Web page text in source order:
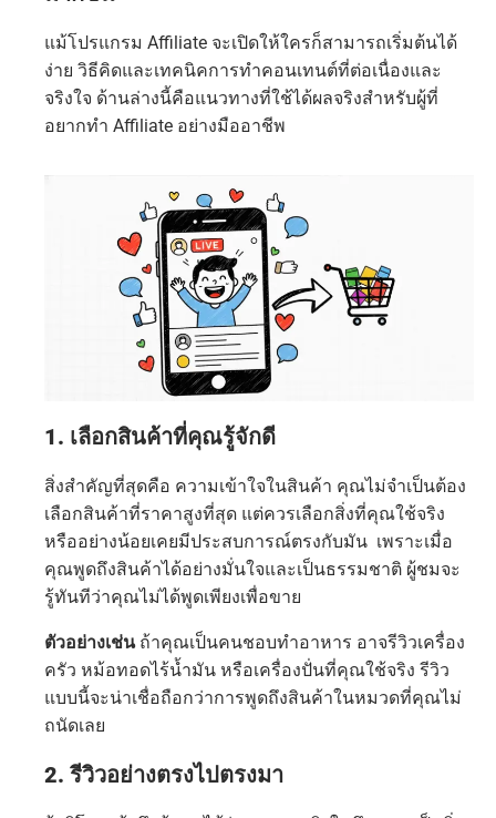
แม้โปรแกรม Affiliate จะเปิดให้ใครก็สามารถเริ่มต้นได้
ง่าย วิธีคิดและเทคนิคการทำคอนเทนต์ที่ต่อเนื่องและ
จริงใจ ด้านล่างนี้คือแนวทางที่ใช้ได้ผลจริงสำหรับผู้ที่
อยากทำ Affiliate อย่างมืออาชีพ
1. เลือกสินค้าที่คุณรู้จักดี
สิ่งสำคัญที่สุดคือ ความเข้าใจในสินค้า คุณไม่จำเป็นต้อง
เลือกสินค้าที่ราคาสูงที่สุด แต่ควรเลือกสิ่งที่คุณใช้จริง
หรืออย่างน้อยเคยมีประสบการณ์ตรงกับมัน เพราะเมื่อ
คุณพูดถึงสินค้าได้อย่างมั่นใจและเป็นธรรมชาติ ผู้ชมจะ
รู้ทันทีว่าคุณไม่ได้พูดเพียงเพื่อขาย
ตัวอย่างเช่น ถ้าคุณเป็นคนชอบทำอาหาร อาจรีวิวเครื่อง
ครัว หม้อทอดไร้น้ำมัน หรือเครื่องปั่นที่คุณใช้จริง รีวิว
แบบนี้จะน่าเชื่อถือกว่าการพูดถึงสินค้าในหมวดที่คุณไม่
ถนัดเลย
2. รีวิวอย่างตรงไปตรงมา